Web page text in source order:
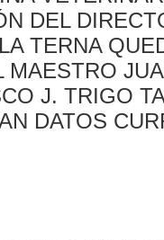
DEL
TERNA
MAESTRO
J. TRIGO
DATOS